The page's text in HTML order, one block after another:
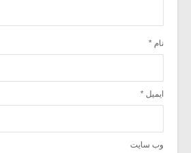
نام *
ایمیل *
وب‌ سایت